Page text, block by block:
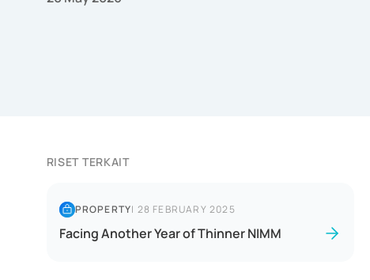
RISET TERKAIT
PROPERTY| 28 FEBRUARY 2025
Facing Another Year of Thinner NIMM